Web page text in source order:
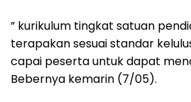
” kurikulum tingkat satuan
terapakan sesuai standar
capai peserta untuk dapat
Bebernya kemarin (7/05).